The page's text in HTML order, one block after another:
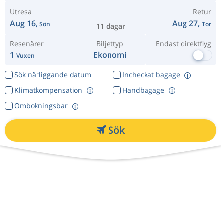
Utresa
Aug 16, Sön 11 dagar
Retur
Aug 27, Tor
Resenärer
1 Vuxen
Biljettyp
Ekonomi
Endast direktflyg
Sök närliggande datum
Incheckat bagage
Klimatkompensation
Ombokningsbar
Handbagage
Sök